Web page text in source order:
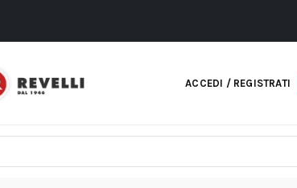
ACCEDI / REGISTRATI